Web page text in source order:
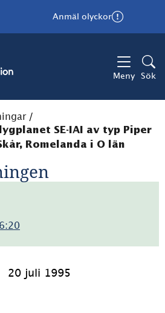
Anmäl olyckor
Meny Sök
/
SE-IAI av typ Piper
Romelanda i O län
20 juli 1995